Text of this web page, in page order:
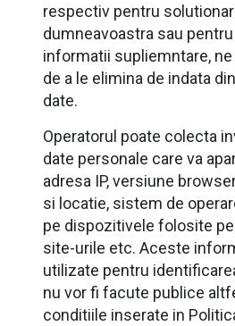
respectiv pentru
dumneavoastra sau
informatii supliemntare,
de a le elimina de indata
date.
Operatorul poate colecta
date personale care va
adresa IP, versiune
si locatie, sistem de
pe dispozitivele folosite
site-urile etc. Aceste
utilizate pentru
nu vor fi facute publice
conditiile inserate in